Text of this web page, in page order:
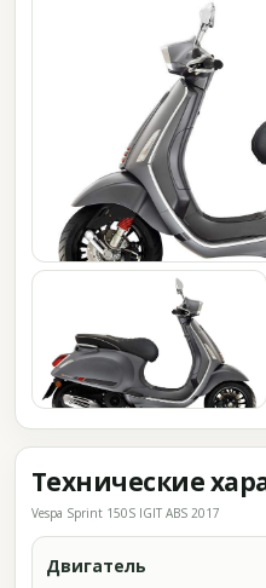
Технические
Vespa Sprint 150S IGIT ABS 2017
Двигатель